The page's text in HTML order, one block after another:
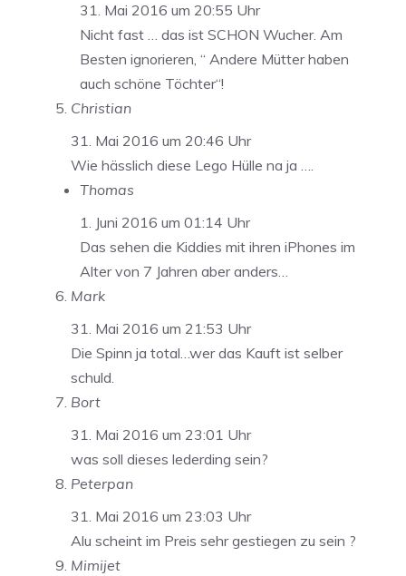
31. Mai 2016 um 20:55 Uhr
Nicht fast … das ist SCHON Wucher. Am
Besten ignorieren, “ Andere Mütter haben
auch schöne Töchter“!
Christian
31. Mai 2016 um 20:46 Uhr
Wie hässlich diese Lego Hülle na ja ….
Thomas
1. Juni 2016 um 01:14 Uhr
Das sehen die Kiddies mit ihren iPhones im
Alter von 7 Jahren aber anders…
Mark
31. Mai 2016 um 21:53 Uhr
Die Spinn ja total…wer das Kauft ist selber
schuld.
Bort
31. Mai 2016 um 23:01 Uhr
was soll dieses lederding sein?
Peterpan
31. Mai 2016 um 23:03 Uhr
Alu scheint im Preis sehr gestiegen zu sein ?
Mimijet